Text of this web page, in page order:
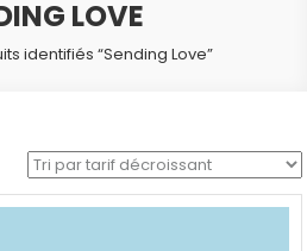
LOVE
identifiés “Sending Love”